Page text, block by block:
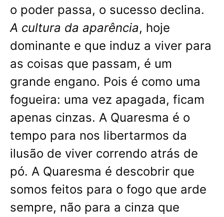
o poder passa, o sucesso declina.
A cultura da aparência, hoje
dominante e que induz a viver para
as coisas que passam, é um
grande engano. Pois é como uma
fogueira: uma vez apagada, ficam
apenas cinzas. A Quaresma é o
tempo para nos libertarmos da
ilusão de viver correndo atrás de
pó. A Quaresma é descobrir que
somos feitos para o fogo que arde
sempre, não para a cinza que